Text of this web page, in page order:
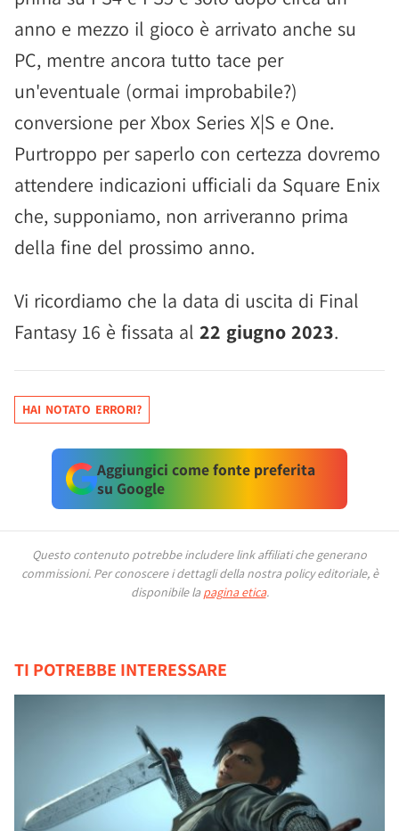
anno e mezzo il gioco è arrivato anche su
PC, mentre ancora tutto tace per
un'eventuale (ormai improbabile?)
conversione per Xbox Series X|S e One.
Purtroppo per saperlo con certezza dovremo
attendere indicazioni ufficiali da Square Enix
che, supponiamo, non arriveranno prima
della fine del prossimo anno.
Vi ricordiamo che la data di uscita di Final
Fantasy 16 è fissata al 22 giugno 2023.
HAI NOTATO ERRORI?
Aggiungici come fonte preferita
su Google
Questo contenuto potrebbe includere link affiliati che generano
commissioni. Per conoscere i dettagli della nostra policy editoriale, è
disponibile la pagina etica.
TI POTREBBE INTERESSARE